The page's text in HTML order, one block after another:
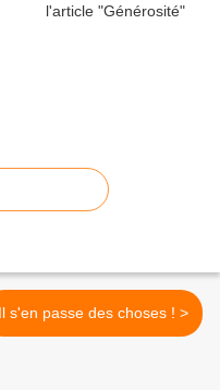
Il s'en passe des choses ! >